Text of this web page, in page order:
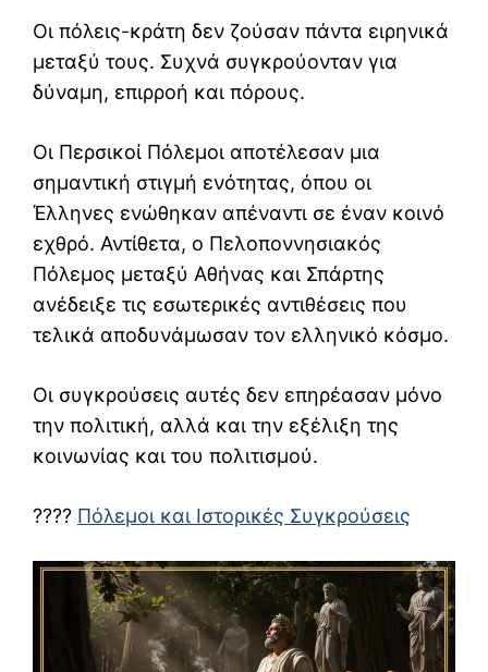
Οι πόλεις-κράτη δεν ζούσαν πάντα ειρηνικά
μεταξύ τους. Συχνά συγκρούονταν για
δύναμη, επιρροή και πόρους.
Οι Περσικοί Πόλεμοι αποτέλεσαν μια
σημαντική στιγμή ενότητας, όπου οι
Έλληνες ενώθηκαν απέναντι σε έναν κοινό
εχθρό. Αντίθετα, ο Πελοποννησιακός
Πόλεμος μεταξύ Αθήνας και Σπάρτης
ανέδειξε τις εσωτερικές αντιθέσεις που
τελικά αποδυνάμωσαν τον ελληνικό κόσμο.
Οι συγκρούσεις αυτές δεν επηρέασαν μόνο
την πολιτική, αλλά και την εξέλιξη της
κοινωνίας και του πολιτισμού.
???? Πόλεμοι και Ιστορικές Συγκρούσεις